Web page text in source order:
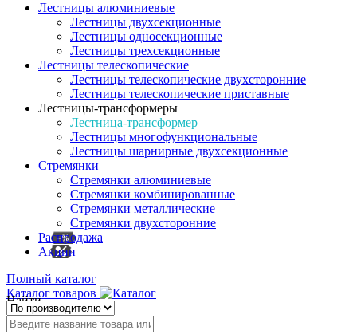
Лестницы алюминиевые
Лестницы двухсекционные
Лестницы односекционные
Лестницы трехсекционные
Лестницы телескопические
Лестницы телескопические двухсторонние
Лестницы телескопические приставные
Лестницы-трансформеры
Лестница-трансформер
Лестницы многофункциональные
Лестницы шарнирные двухсекционные
Стремянки
Стремянки алюминиевые
Стремянки комбинированные
Стремянки металлические
Стремянки двухсторонние
Распродажа
Акции
Полный каталог
Каталог товаров
Найти